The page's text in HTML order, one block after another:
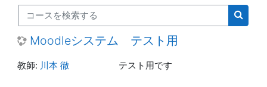
コースを検索する
コース
Moodleシステム テスト用
テスト用です
教師: 川本 徹